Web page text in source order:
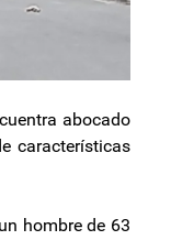
abocado
características
hombre de 63